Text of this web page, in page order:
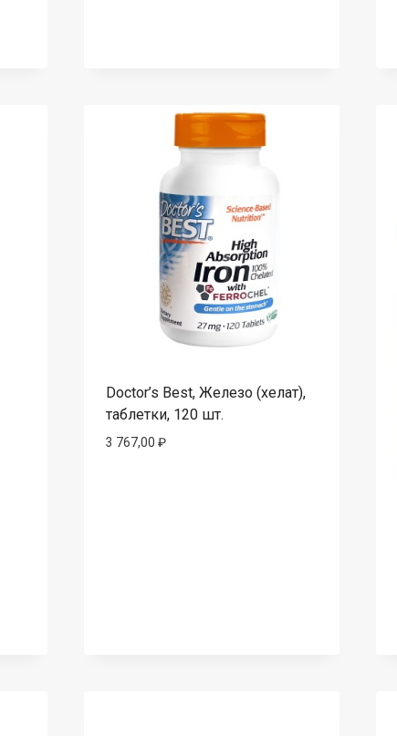
Doctor’s Best, Железо (хелат),
таблетки, 120 шт.
3 767,00 ₽